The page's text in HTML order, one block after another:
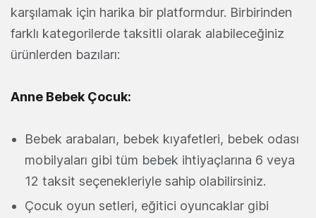
karşılamak için harika bir platformdur. Birbirinden
farklı kategorilerde taksitli olarak alabileceğiniz
ürünlerden bazıları:
Anne Bebek Çocuk:
Bebek arabaları, bebek kıyafetleri, bebek odası
mobilyaları gibi tüm bebek ihtiyaçlarına 6 veya
12 taksit seçenekleriyle sahip olabilirsiniz.
Çocuk oyun setleri, eğitici oyuncaklar gibi